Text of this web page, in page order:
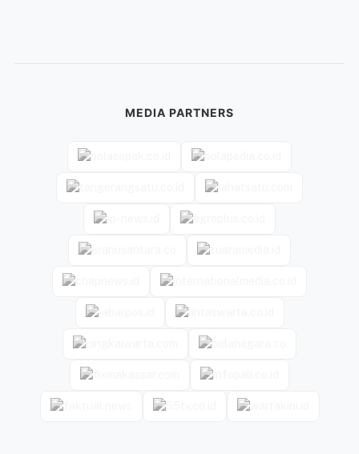
MEDIA PARTNERS